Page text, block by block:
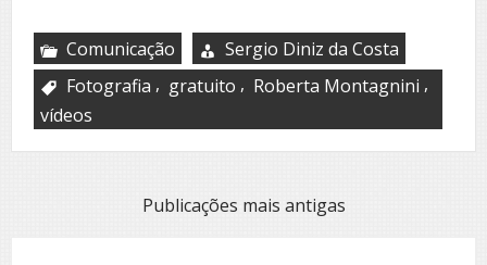
Comunicação
Sergio Diniz da Costa
Fotografia , gratuito , Roberta Montagnini ,
vídeos
NavegaçãoPublicações mais antigas